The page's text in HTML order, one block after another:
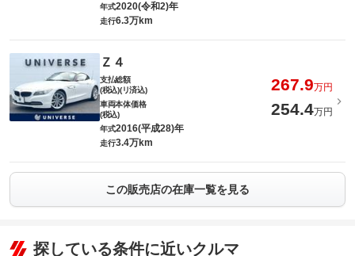
年式2020(令和2)年
走行6.3万km
Ｚ４
支払総額
(税込)(リ済込)
267.9万円
車両本体価格
(税込)
254.4万円
年式2016(平成28)年
走行3.4万km
この販売店の在庫一覧を見る
探している条件に近いクルマ